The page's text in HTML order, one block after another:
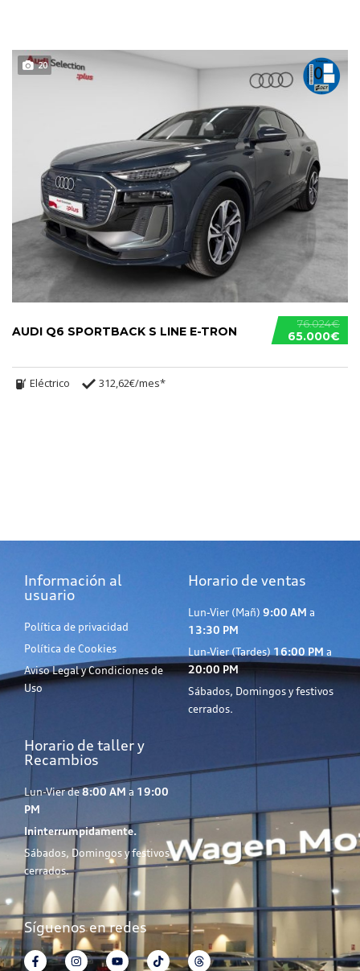
20
76.024€
65.000€
AUDI Q6 SPORTBACK S LINE E-TRON
Eléctrico 312,62€/mes*
Información al
usuario
Política de privacidad
Política de Cookies
Aviso Legal y Condiciones de
Uso
Horario de ventas
Lun-Vier (Mañ) 9:00 AM a
13:30 PM
Lun-Vier (Tardes) 16:00 PM a
20:00 PM
Sábados, Domingos y festivos
cerrados.
Horario de taller y
Recambios
Lun-Vier de8:00 AM a 19:00
PM
Ininterrumpidamente.
Sábados, Domingos y festivos
cerrados.
Síguenos en redes